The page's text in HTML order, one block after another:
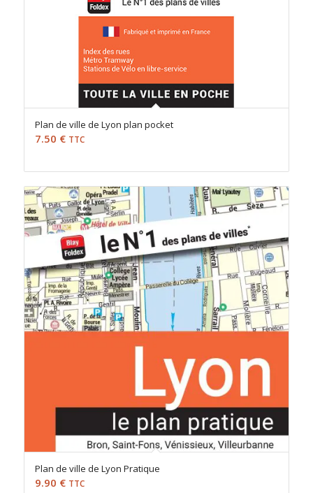
Plan de ville de Lyon plan pocket
7.50 € TTC
Plan de ville de Lyon Pratique
9.90 € TTC